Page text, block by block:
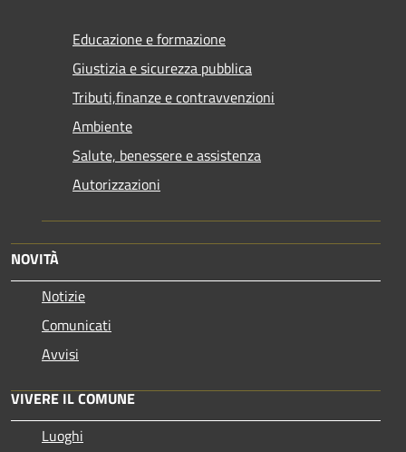
Educazione e formazione
Giustizia e sicurezza pubblica
Tributi,finanze e contravvenzioni
Ambiente
Salute, benessere e assistenza
Autorizzazioni
NOVITÀ
Notizie
Comunicati
Avvisi
VIVERE IL COMUNE
Luoghi